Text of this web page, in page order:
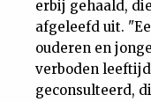
erbij gehaald,
afgeleefd uit.
ouderen en
verboden
geconsulteerd,